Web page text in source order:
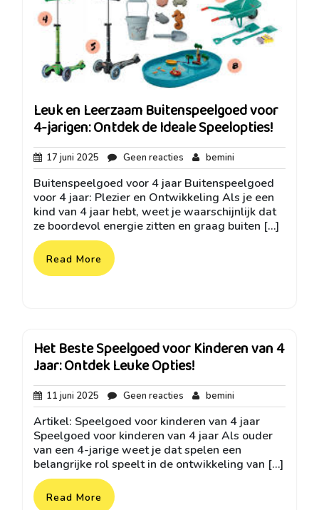
Leuk en Leerzaam Buitenspeelgoed voor
4-jarigen: Ontdek de Ideale Speelopties!
17 juni 2025 17
juni
2025
Geen reacties Geen
reacties
bemini
Buitenspeelgoed voor 4 jaar Buitenspeelgoed
voor 4 jaar: Plezier en Ontwikkeling Als je een
kind van 4 jaar hebt, weet je waarschijnlijk dat
ze boordevol energie zitten en graag buiten […]
Read More
Het Beste Speelgoed voor Kinderen van 4
Jaar: Ontdek Leuke Opties!
11 juni 2025 11
juni
2025
Geen reacties Geen
reacties
bemini
Artikel: Speelgoed voor kinderen van 4 jaar
Speelgoed voor kinderen van 4 jaar Als ouder
van een 4-jarige weet je dat spelen een
belangrijke rol speelt in de ontwikkeling van […]
Read More